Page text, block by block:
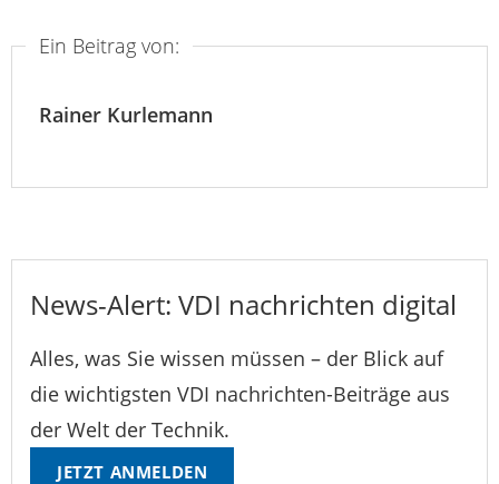
Ein Beitrag von:
Rainer Kurlemann
News-Alert: VDI nachrichten digital
Alles, was Sie wissen müssen – der Blick auf
die wichtigsten VDI nachrichten-Beiträge aus
der Welt der Technik.
JETZT ANMELDEN